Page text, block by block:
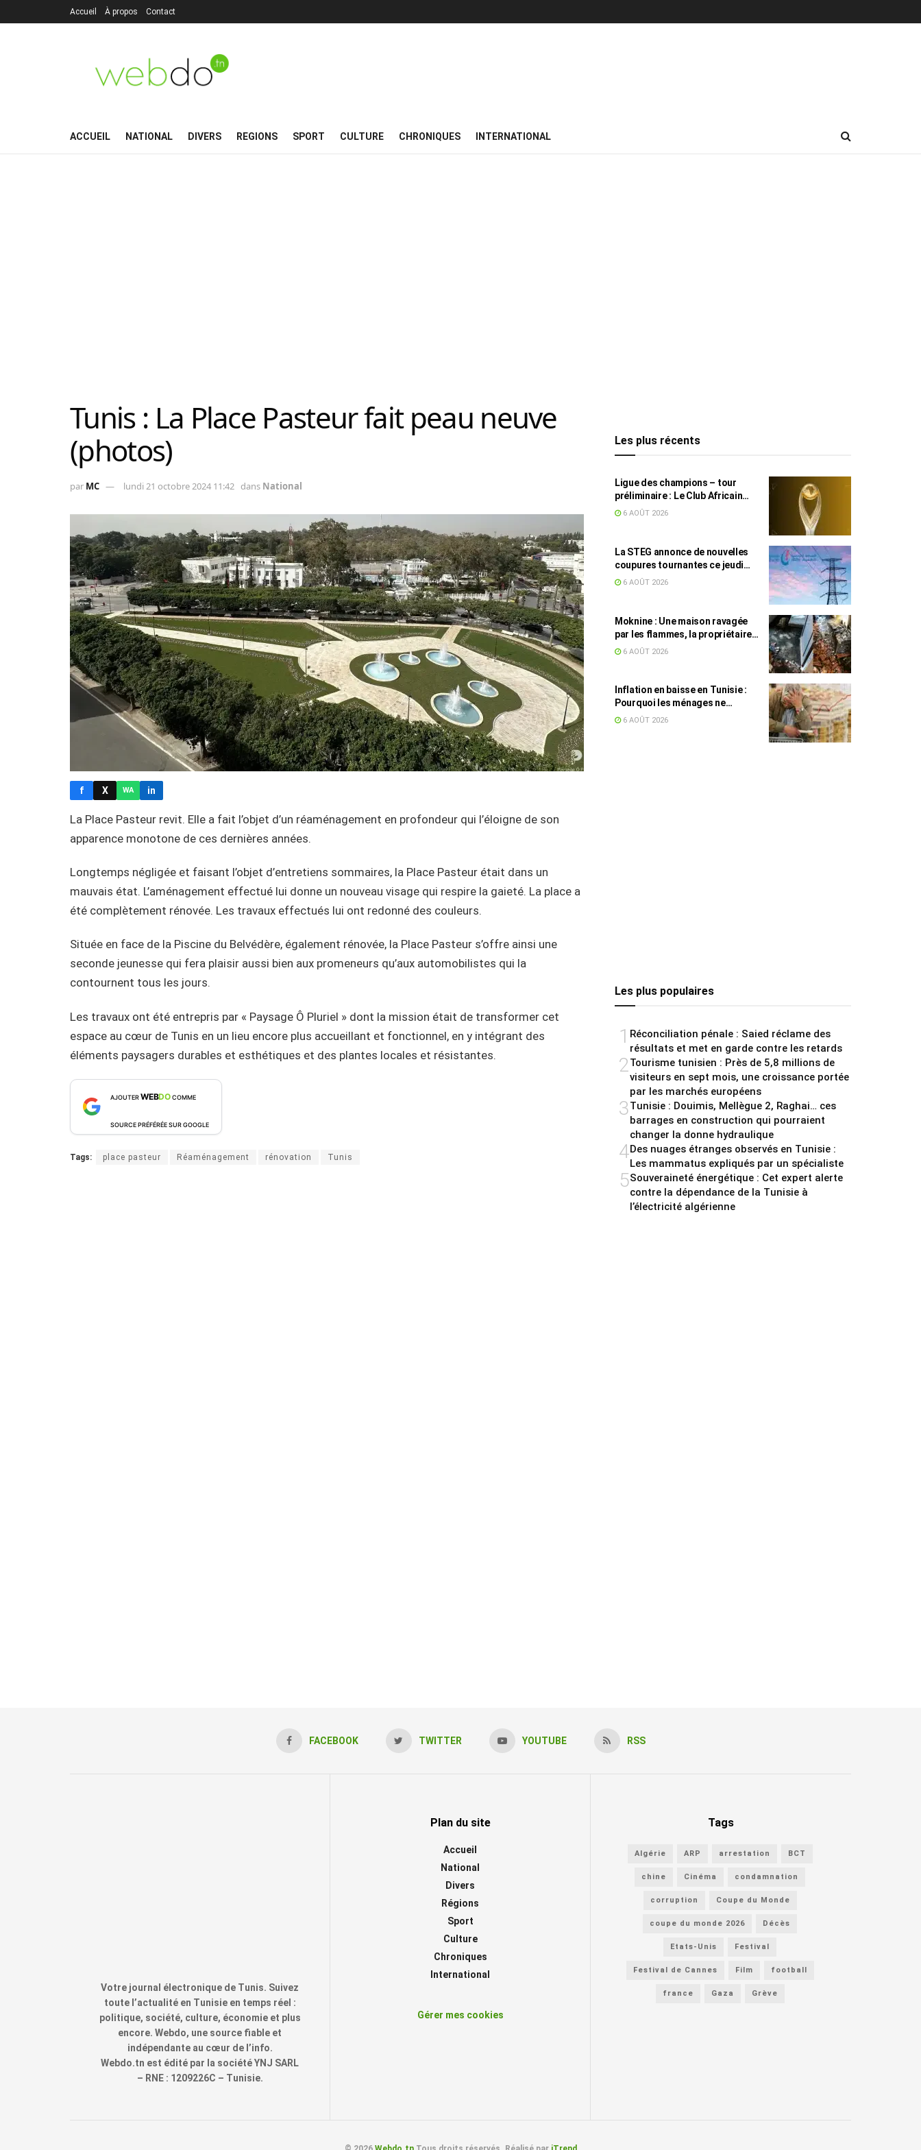
Accueil À propos Contact
ACCUEIL NATIONAL DIVERS REGIONS SPORT CULTURE CHRONIQUES INTERNATIONAL
Tunis : La Place Pasteur fait peau neuve
(photos)
par MC lundi 21 octobre 2024 11:42 dans National
f X WA in
La Place Pasteur revit. Elle a fait l’objet d’un réaménagement en profondeur qui l’éloigne de son
apparence monotone de ces dernières années.
Longtemps négligée et faisant l’objet d’entretiens sommaires, la Place Pasteur était dans un
mauvais état. L’aménagement effectué lui donne un nouveau visage qui respire la gaieté. La place a
été complètement rénovée. Les travaux effectués lui ont redonné des couleurs.
Située en face de la Piscine du Belvédère, également rénovée, la Place Pasteur s’offre ainsi une
seconde jeunesse qui fera plaisir aussi bien aux promeneurs qu’aux automobilistes qui la
contournent tous les jours.
Les travaux ont été entrepris par « Paysage Ô Pluriel » dont la mission était de transformer cet
espace au cœur de Tunis en un lieu encore plus accueillant et fonctionnel, en y intégrant des
éléments paysagers durables et esthétiques et des plantes locales et résistantes.
AJOUTERWEBDOCOMME
SOURCE PRÉFÉRÉE SUR GOOGLE
Tags: place pasteur Réaménagement rénovation Tunis
Les plus récents
Ligue des champions – tour
préliminaire : Le Club Africain
face au Djoliba AC
6 AOÛT 2026
La STEG annonce de nouvelles
coupures tournantes ce jeudi
dans plusieurs régions
6 AOÛT 2026
Moknine : Une maison ravagée
par les flammes, la propriétaire
accuse la STEG et la SONEDE
6 AOÛT 2026
Inflation en baisse en Tunisie :
Pourquoi les ménages ne
ressentent pas l’amélioration
6 AOÛT 2026
Les plus populaires
1 Réconciliation pénale : Saied réclame des
résultats et met en garde contre les retards
2Tourisme tunisien : Près de 5,8 millions de
visiteurs en sept mois, une croissance portée
par les marchés européens
3Tunisie : Douimis, Mellègue 2, Raghai… ces
barrages en construction qui pourraient
changer la donne hydraulique
4Des nuages étranges observés en Tunisie :
Les mammatus expliqués par un spécialiste
5Souveraineté énergétique : Cet expert alerte
contre la dépendance de la Tunisie à
l’électricité algérienne
FACEBOOK TWITTER YOUTUBE RSS
Votre journal électronique de Tunis. Suivez
toute l’actualité en Tunisie en temps réel :
politique, société, culture, économie et plus
encore. Webdo, une source fiable et
indépendante au cœur de l’info.
Webdo.tn est édité par la société YNJ SARL
– RNE : 1209226C – Tunisie.
Plan du site
Accueil
National
Divers
Régions
Sport
Culture
Chroniques
International
Gérer mes cookies
Tags
Algérie ARP arrestation BCT
chine Cinéma condamnation
corruption Coupe du Monde
coupe du monde 2026 Décès
Etats-Unis Festival
Festival de Cannes Film football
france Gaza Grève